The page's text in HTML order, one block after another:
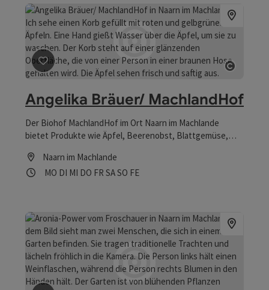
Beitrag merken: Angelika Bräuer/ MachlandHof
Angelika Bräuer/ MachlandHof
Der Biohof MachlandHof im Ort Naarn im Machlande
bietet Produkte wie Äpfel, Beerenobst, Blattgemüse,
Hülsenfrüchte, Kernobst, Kohlgemüse, Lagerkartoffeln,
Melonen, Nüsse, Speisemais, Steinobst, Wirtschaftsobst,
Naarn im Machlande
Öffnungszeiten
MO Montag geöffnet
DI Dienstag geöffnet
MI Mittwoch geöffnet
DO Donnerstag geöffnet
FR Freitag geöffnet
SASamstag geöffnet
SO Sonntag geöffnet
FEFeiertag geöffnet